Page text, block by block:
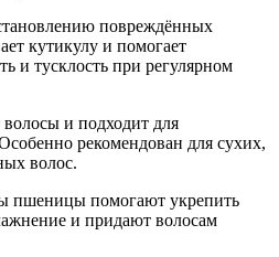
повреждённых
кутикулу и помогает
и тусклость при регулярном
и подходит для
рекомендован для сухих,
волос.
пшеницы помогают укрепить
и придают волосам